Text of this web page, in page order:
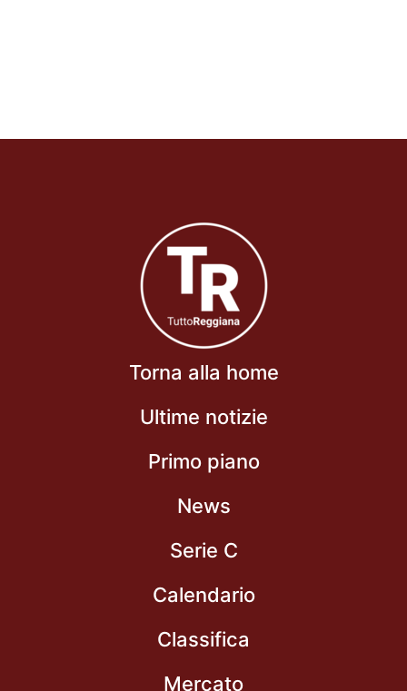
Torna alla home
Ultime notizie
Primo piano
News
Serie C
Calendario
Classifica
Mercato